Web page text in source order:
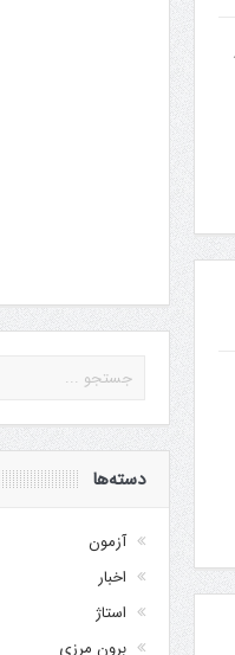
دسته‌ها
آزمون
اخبار
استاژ
برون مرزی